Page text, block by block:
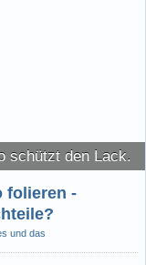
schützt den Lack.
folieren -
und das